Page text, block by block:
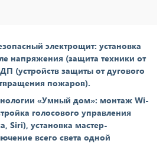
электрощит: установка
напряжения (защита техники от
(устройств защиты от дугового
пожаров).
«Умный дом»: монтаж Wi-
голосового управления
Siri), установка мастер-
всего света одной